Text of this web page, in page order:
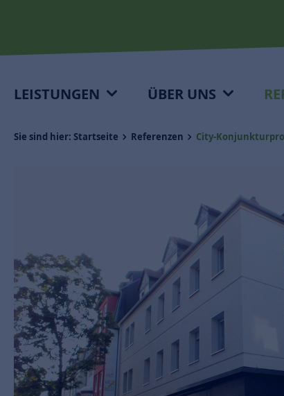
LEISTUNGEN ÜBER UNS
Sie sind hier: Startseite Referenzen City-